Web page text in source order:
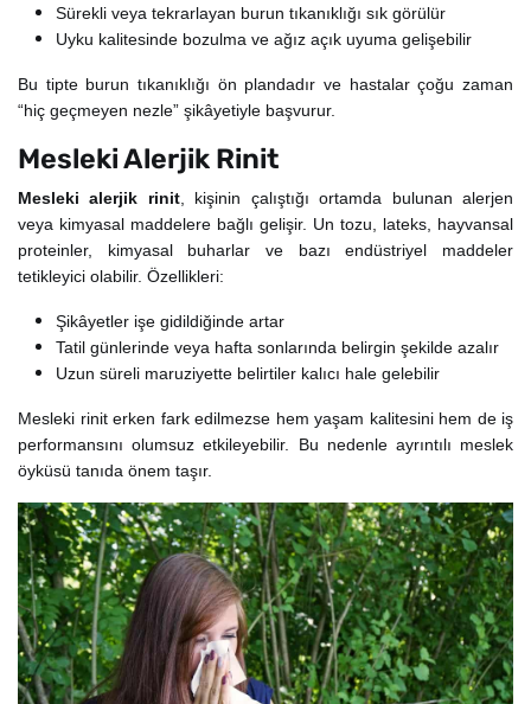
Sürekli veya tekrarlayan burun tıkanıklığı sık görülür
Uyku kalitesinde bozulma ve ağız açık uyuma gelişebilir
Bu tipte burun tıkanıklığı ön plandadır ve hastalar çoğu zaman
“hiç geçmeyen nezle” şikâyetiyle başvurur.
Mesleki Alerjik Rinit
Mesleki alerjik rinit, kişinin çalıştığı ortamda bulunan alerjen
veya kimyasal maddelere bağlı gelişir. Un tozu, lateks, hayvansal
proteinler, kimyasal buharlar ve bazı endüstriyel maddeler
tetikleyici olabilir. Özellikleri:
Şikâyetler işe gidildiğinde artar
Tatil günlerinde veya hafta sonlarında belirgin şekilde azalır
Uzun süreli maruziyette belirtiler kalıcı hale gelebilir
Mesleki rinit erken fark edilmezse hem yaşam kalitesini hem de iş
performansını olumsuz etkileyebilir. Bu nedenle ayrıntılı meslek
öyküsü tanıda önem taşır.